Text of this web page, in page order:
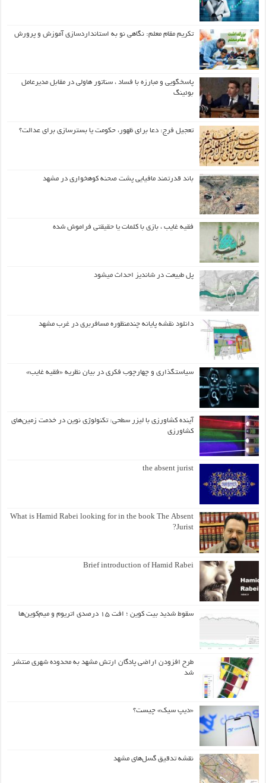
تکریم مقام معلم: نگاهی نو به استانداردسازی آموزش و پرورش
پاسخگویی و مبارزه با فساد ، سناتور هاولی در مقابل مدیرعامل
بوئینگ
تعجیل فرج: دعا برای ظهور، حکومت یا بسترسازی برای عدالت؟
باند قدرتمند مافیایی پشت صحنه کوهخواری در مشهد
فقیه غایب ، بازی با کلمات یا حقیقتی فراموش شده
پل طبیعت در شاندیز احداث میشود
دانلود نقشه پایانه چندمنظوره مسافربری در غرب مشهد
سیاستگذاری و چهارچوب فکری در بیان نظریه «فقیه غایب»
آینده کشاورزی با لیزر سطحی: تکنولوژی نوین در خدمت زمین‌های
کشاورزی
the absent jurist
What is Hamid Rabei looking for in the book The Absent
Jurist?
Brief introduction of Hamid Rabei
سقوط شدید بیت کوین ؛ افت ۱۵ درصدی اتریوم و میم‌کوین‌ها
طرح افزودن اراضی پادگان ارتش مشهد به محدوده شهری منتشر
شد
«دیپ سیک» چیست؟
نقشه تدقیق گسل‌های مشهد